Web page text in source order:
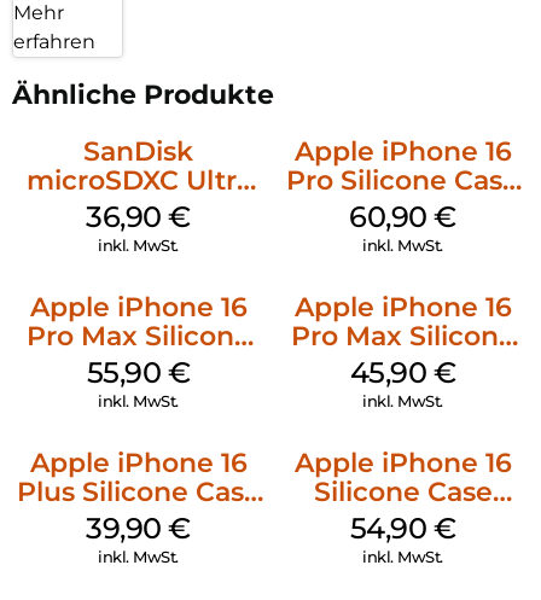
Mehr
erfahren
Ähnliche Produkte
SanDisk
microSDXC Ultra
128 GB + Adapter
Mobile
36,90€
inkl. MwSt.
Apple iPhone 16
Pro Silicone Case
MagSafe Stone
Gray
60,90€
inkl. MwSt.
Apple iPhone 16
Pro Max Silicone
Case MagSafe
Stone Gray
55,90 €
inkl. MwSt.
Apple iPhone 16
Pro Max Silicone
Case MagSafe
Ultramarine
45,90 €
inkl. MwSt.
Apple iPhone 16
Plus Silicone Case
MagSafe Plum
39,90€
inkl. MwSt.
Apple iPhone 16
Silicone Case
MagSafe Black
54,90 €
inkl. MwSt.